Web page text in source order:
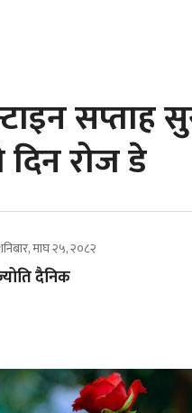
दिन रोज डे
माघ २५, २०८२
दैनिक